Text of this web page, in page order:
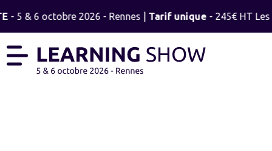
- 5 & 6 octobre 2026 - Rennes | Tarif unique- 245€ HT Les